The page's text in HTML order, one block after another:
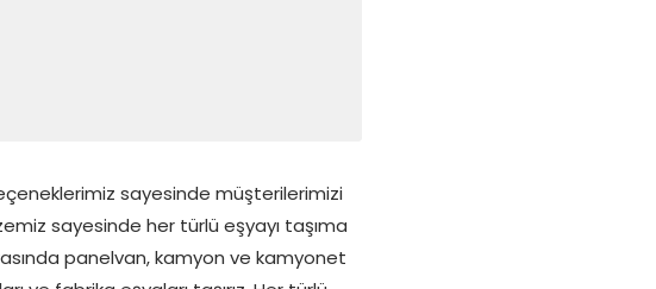
sayesinde müşterilerimizi
sayesinde her türlü eşyayı taşıma
panelvan, kamyon ve kamyonet